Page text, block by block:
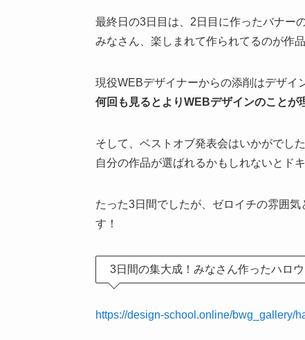
最終日の3日目は、2日目に作ったバナー
みなさん、楽しまれて作られてるのが作
現役WEBデザイナーからの添削はデザイ
何回も見るとよりWEBデザインのことが
そして、ベストオブ発表会はいかがでし
自分の作品が選ばれるかもしれないとド
たった3日間でしたが、ゼロイチの雰囲
す！
3日間の集大成！みなさん作ったハロ
https://design-school.online/bwg_gallery/